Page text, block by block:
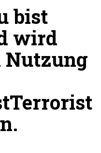
bist
wird
Nutzung